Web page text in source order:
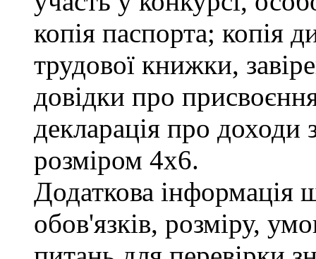
копія паспорта; копія
трудової книжки,
довідки про
декларація про доходи
розміром 4х6.
Додаткова інформація
обов'язків, розміру,